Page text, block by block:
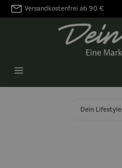
springen
Versandkostenfrei ab 90 €
Dein Lifestyle